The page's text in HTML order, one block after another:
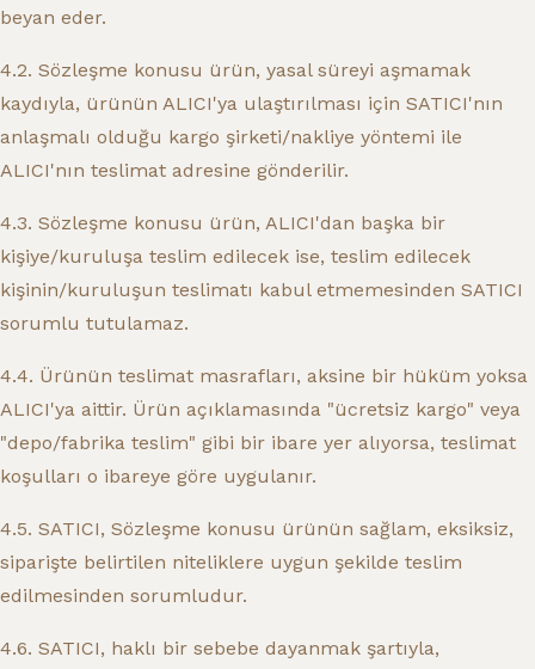
beyan eder.
4.2. Sözleşme konusu ürün, yasal süreyi aşmamak
kaydıyla, ürünün ALICI'ya ulaştırılması için SATICI'nın
anlaşmalı olduğu kargo şirketi/nakliye yöntemi ile
ALICI'nın teslimat adresine gönderilir.
4.3. Sözleşme konusu ürün, ALICI'dan başka bir
kişiye/kuruluşa teslim edilecek ise, teslim edilecek
kişinin/kuruluşun teslimatı kabul etmemesinden SATICI
sorumlu tutulamaz.
4.4. Ürünün teslimat masrafları, aksine bir hüküm yoksa
ALICI'ya aittir. Ürün açıklamasında "ücretsiz kargo" veya
"depo/fabrika teslim" gibi bir ibare yer alıyorsa, teslimat
koşulları o ibareye göre uygulanır.
4.5. SATICI, Sözleşme konusu ürünün sağlam, eksiksiz,
siparişte belirtilen niteliklere uygun şekilde teslim
edilmesinden sorumludur.
4.6. SATICI, haklı bir sebebe dayanmak şartıyla,